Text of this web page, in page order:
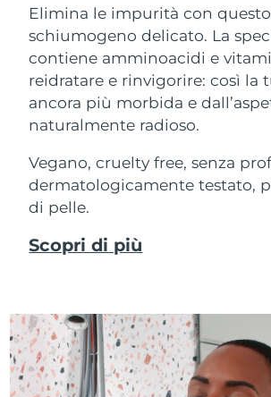
Elimina le impurità con
schiumogeno delicato. La
contiene amminoacidi e
reidratare e rinvigorire: così la
ancora più morbida e
naturalmente radioso.
Vegano, cruelty free, senza
dermatologicamente testato,
di pelle.
Scopri di più